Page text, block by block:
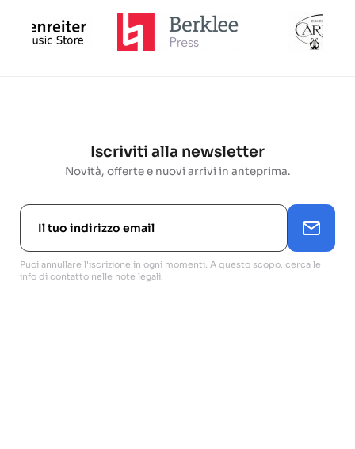
Iscriviti alla newsletter
Novità, offerte e nuovi arrivi in anteprima.
Puoi annullare l'iscrizione in ogni momenti. A questo scopo, cerca le
info di contatto nelle note legali.